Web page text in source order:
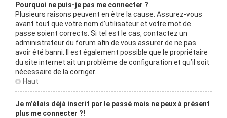
Pourquoi ne puis-je pas me connecter ?
Plusieurs raisons peuvent en être la cause. Assurez-vous
avant tout que votre nom d’utilisateur et votre mot de
passe soient corrects. Si tel est le cas, contactez un
administrateur du forum afin de vous assurer de ne pas
avoir été banni. Il est également possible que le propriétaire
du site internet ait un problème de configuration et qu’il soit
nécessaire de la corriger.
Haut
Je m’étais déjà inscrit par le passé mais ne peux à présent
plus me connecter ?!